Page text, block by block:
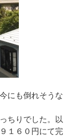
にも倒れそうな
ちりでした。以
１６０円にて完